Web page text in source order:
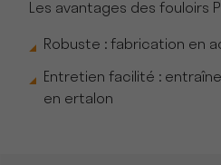
Les avantages des fouloirs
Robuste : fabrication en
Entretien facilité :
en ertalon